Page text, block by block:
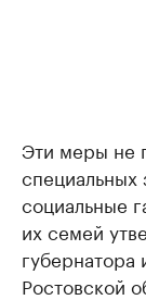
Эти меры не
специальных
социальные
их семей
губернатора
Ростовской